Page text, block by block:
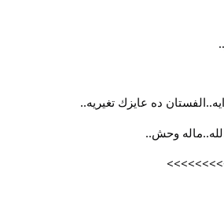
ده عايزك تغيريه..
وحش..